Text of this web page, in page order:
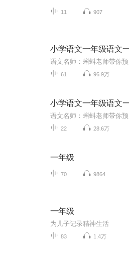
11 907
小学语文一年级语文
61 96.9万
小学语文一年级语文
22 28.6万
一年级
70 9864
一年级
为儿子记录精神生活
83 1.4万